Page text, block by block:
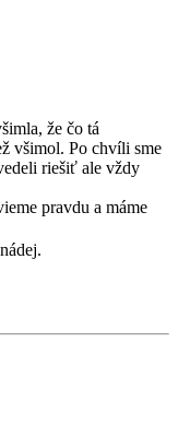
že čo tá
všimol. Po chvíli sme
riešiť ale vždy
pravdu a máme